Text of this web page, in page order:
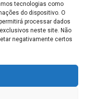
tecnologias como
do dispositivo. O
processar dados
neste site. Não
negativamente certos
e não devem ser
investimento.Leia mais